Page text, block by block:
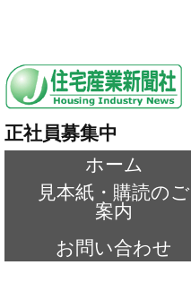
正社員募集中
ホーム
見本紙・購読のご
案内
お問い合わせ